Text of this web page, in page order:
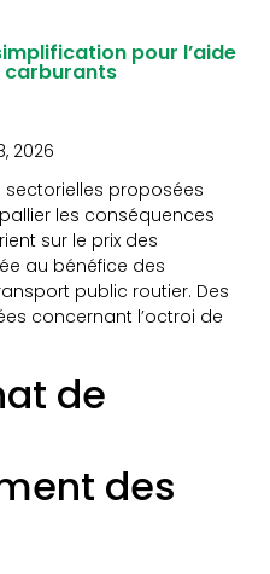
pour l’aide
carburants
2026
sectorielles proposées
les conséquences
sur le prix des
au bénéfice des
public routier. Des
concernant l’octroi de
de
des